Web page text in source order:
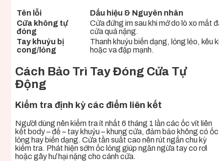
Tên lỗi
Dấu hiệu & Nguyên nhân
Cửa không tự
đóng
Cửa đứng im sau khi mở do lò xo mất
cửa quá nặng.
Tay khuỷu bị
cong/lỏng
Thanh khuỷu biến dạng, lỏng lẻo, kêu
hoặc va đập mạnh.
Cách Bảo Trì Tay Đóng Cửa Tự
Động
Kiểm tra định kỳ các điểm liên kết
Người dùng nên kiểm tra ít nhất 6 tháng 1 lần các ốc vít liên
kết body – đế – tay khuỷu – khung cửa, đảm bảo không có ốc
lỏng hay biến dạng. Cửa tần suất cao nên rút ngắn chu kỳ
kiểm tra. Phát hiện sớm ốc lỏng giúp ngăn ngừa tay co rơi
hoặc gây hư hại nặng cho cánh cửa.